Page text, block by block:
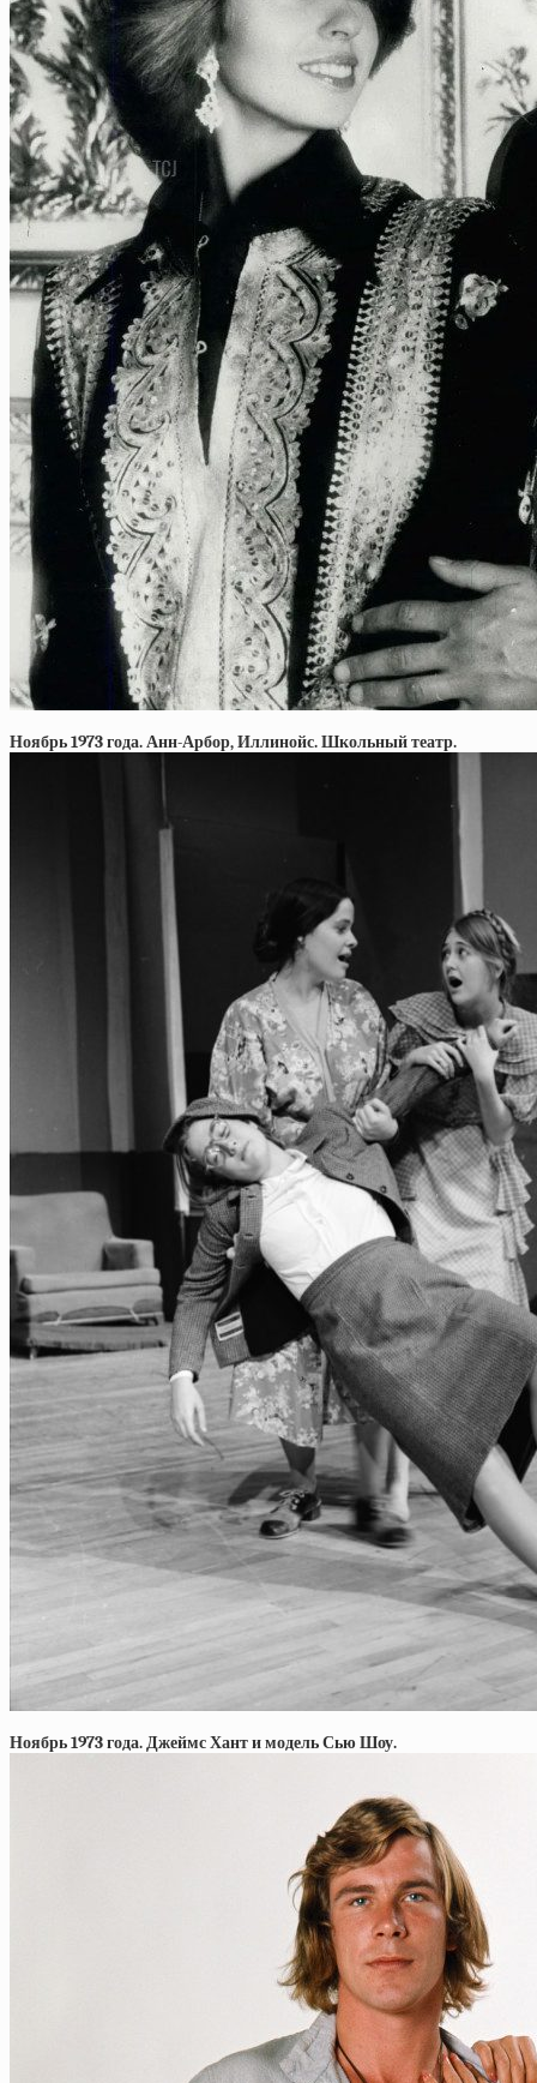
Ноябрь 1973 года. Анн-Арбор, Иллинойс. Школьный театр.
Ноябрь 1973 года. Джеймс Хант и модель Сью Шоу.